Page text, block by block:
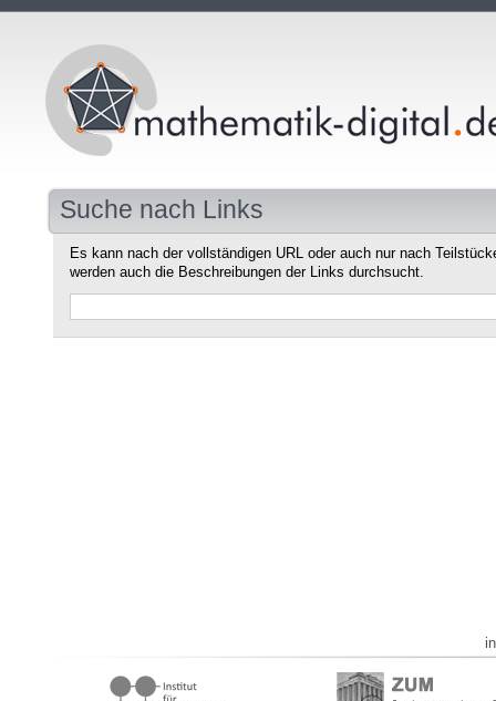
Suche nach Links
Es kann nach der vollständigen URL oder auch nur nach
werden auch die Beschreibungen der Links durchsucht.